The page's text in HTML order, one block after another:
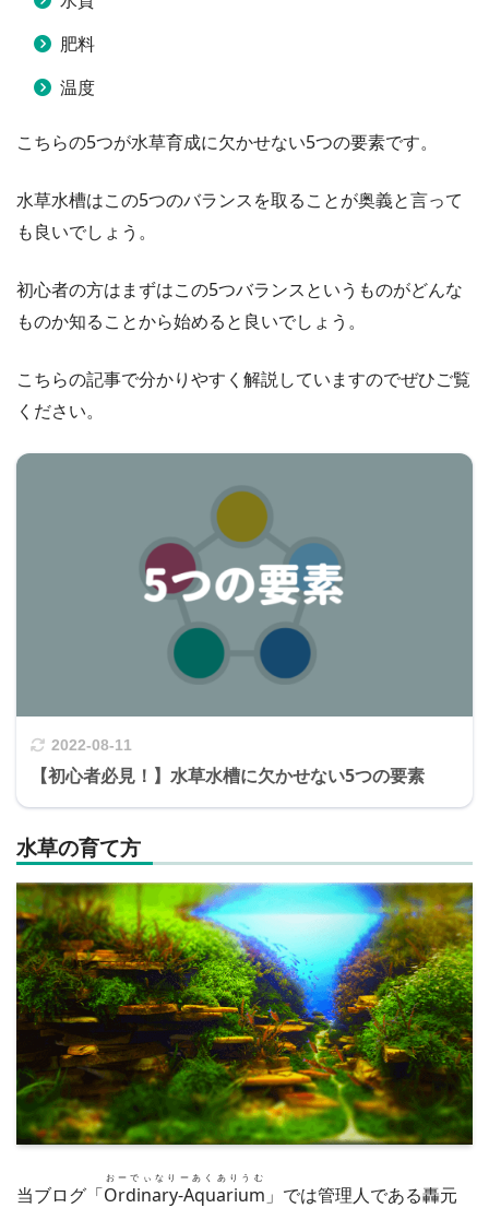
肥料
温度
こちらの5つが水草育成に欠かせない5つの要素です。
水草水槽はこの5つのバランスを取ることが奥義と言って
も良いでしょう。
初心者の方はまずはこの5つバランスというものがどんな
ものか知ることから始めると良いでしょう。
こちらの記事で分かりやすく解説していますのでぜひご覧
ください。
2022-08-11
【初心者必見！】水草水槽に欠かせない5つの要素
水草の育て方
当ブログ「Ordinary-Aquarium
おーでぃなりーあくありうむ
」では管理人である轟元